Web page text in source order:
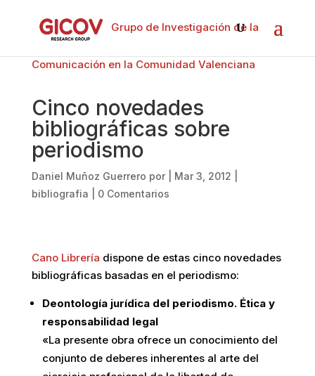
Grupo de Investigación de la
Comunicación en la Comunidad Valenciana
Cinco novedades
bibliográficas sobre
periodismo
Daniel Muñoz Guerrero por Mar 3, 2012
bibliografia
0 Comentarios
Cano Librería dispone de estas cinco novedades
bibliográficas basadas en el periodismo:
Deontología jurídica del periodismo. Ética y
responsabilidad legal
«La presente obra ofrece un conocimiento del
conjunto de deberes inherentes al arte del